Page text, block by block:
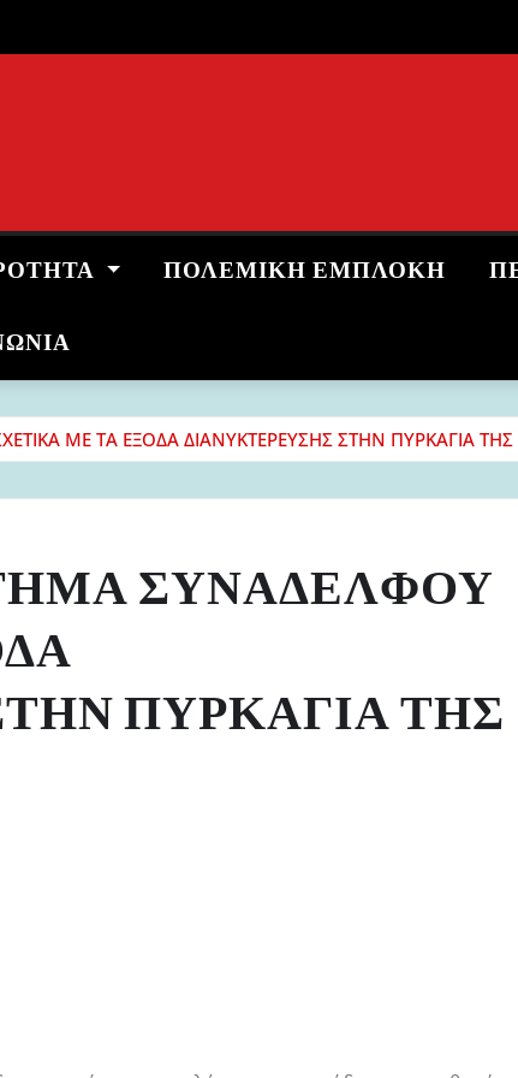
ΠΟΛΕΜΙΚΉ ΕΜΠΛΟΚΉ
ΜΕ ΤΑ ΕΞΟΔΑ ΔΙΑΝΥΚΤΕΡΕΥΣΗΣ ΣΤΗΝ ΠΥΡΚΑΓΙΑ
ΣΥΝΑΔΕΛΦΟΥ
ΠΥΡΚΑΓΙΑ ΤΗΣ